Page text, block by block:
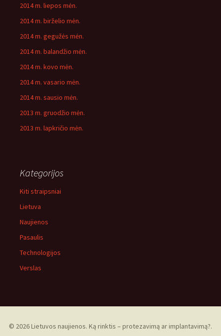
2014 m. liepos mėn.
2014 m. birželio mėn.
2014 m. gegužės mėn.
2014 m. balandžio mėn.
2014 m. kovo mėn.
2014 m. vasario mėn.
2014 m. sausio mėn.
2013 m. gruodžio mėn.
2013 m. lapkričio mėn.
Kategorijos
Kiti straipsniai
Lietuva
Naujienos
Pasaulis
Technologijos
Verslas
© 2026 Lietuvos naujienos. Ką rinktis – protezavimą ar implantavimą?.